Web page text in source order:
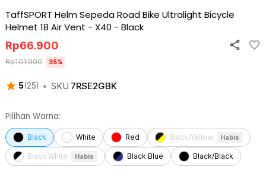
TaffSPORT Helm Sepeda Road Bike Ultralight Bicycle
Helmet 18 Air Vent - X40 - Black
5(25) • SKU 7RSE2GBK
Rp66.900
Rp101.900 35%
Pilihan Warna:
Black White Red Black/Yellow Habis
Black White Habis Black Blue Black/Black